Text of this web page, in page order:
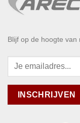
Blijf op de hoogte van